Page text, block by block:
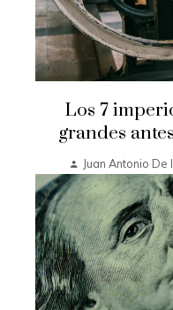
Los 7
grandes
Juan Antonio